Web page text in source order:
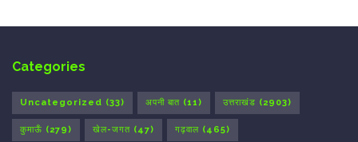
Categories
Uncategorized (33) अपनी बात (11) उत्तराखंड (2903)
कुमाऊँ (279) खेल-जगत (47) गढ़वाल (465)